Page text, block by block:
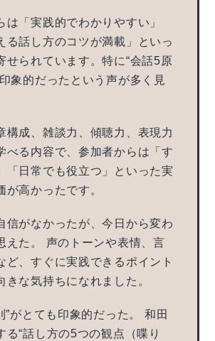
は「実践的でわかりやすい」
る話し方のコツが満載」といっ
せられています。特に“会話5原
象的だったという声が多く見
構成、雑談力、傾聴力、表現力
べる内容で、参加者からは「す
「日常でも役立つ」といった実
が高かったです。
信がなかったが、今日から変わ
えた。 声のトーンや表情、言
ど、すぐに実践できるポイント
きな気持ちになれました。
”がとても印象的だった。 和田
る“話し方の5つの観点（喋り